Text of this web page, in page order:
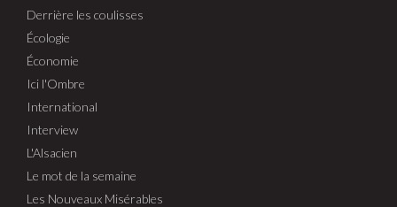
Derrière les coulisses
Écologie
Économie
Ici l'Ombre
International
Interview
L'Alsacien
Le mot de la semaine
Les Nouveaux Misérables